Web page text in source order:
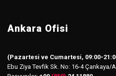
Ankara Ofisi
(Pazartesi ve Cumartesi, 09:00-
Ebu Ziya Tevfik Sk. No: 16-4 Çankaya/